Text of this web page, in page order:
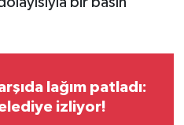
lağım patladı:
izliyor!